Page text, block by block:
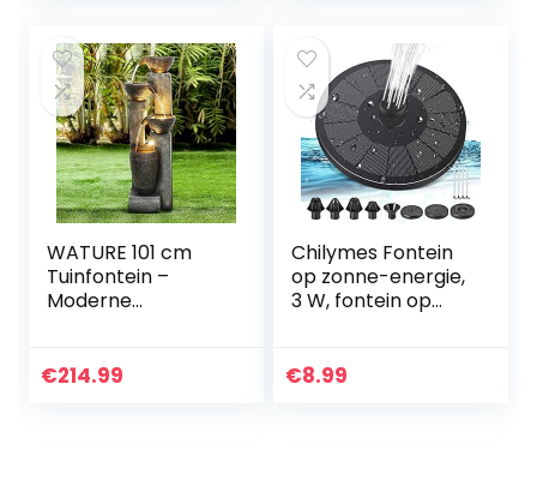
WATURE 101 cm
Tuinfontein –
Moderne
watergeluiden,
€214.99
Chilymes Fontein
op zonne-energie,
3 W, fontein op
fontein op zonne-
€8.99